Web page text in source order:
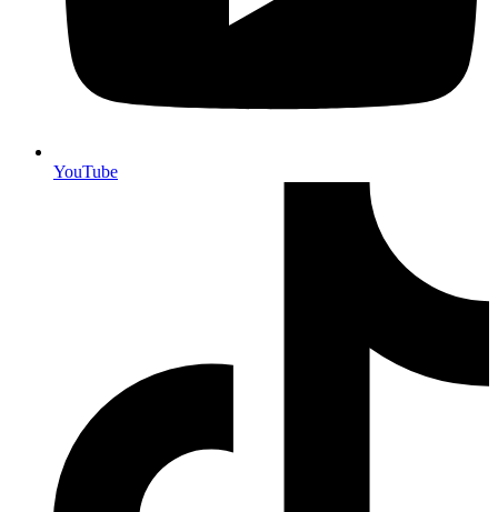
YouTube